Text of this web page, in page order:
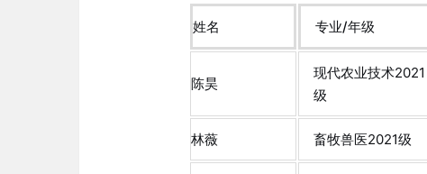
姓名 专业/年级
陈昊
现代农业技术2021
级
林薇 畜牧兽医2021级